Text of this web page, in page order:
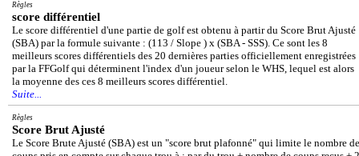
Règles
score différentiel
Le score différentiel d'une partie de golf est obtenu à partir du Score Brut Ajusté
(SBA) par la formule suivante : (113 / Slope ) x (SBA - SSS). Ce sont les 8
meilleurs scores différentiels des 20 dernières parties officiellement enregistrées
par la FFGolf qui déterminent l'index d'un joueur selon le WHS, lequel est alors
la moyenne des ces 8 meilleurs scores différentiel.
Suite...
Règles
Score Brut Ajusté
Le Score Brute Ajusté (SBA) est un "score brut plafonné" qui limite le nombre de